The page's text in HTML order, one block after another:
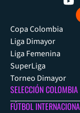
Copa Colombia
Liga Dimayor
Liga Femenina
SuperLiga
Torneo Dimayor
SELECCIÓN COLOMBIA
FÚTBOL